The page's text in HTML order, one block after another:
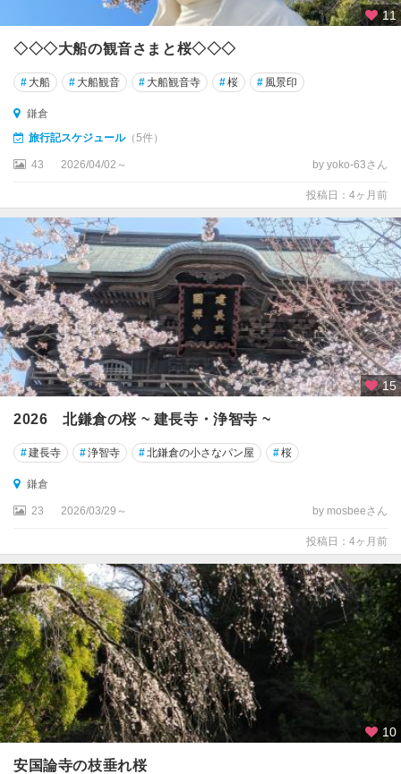
11
◇◇◇大船の観音さまと桜◇◇◇
# 大船 # 大船観音 # 大船観音寺 #桜 # 風景印
鎌倉
旅行記スケジュール（5件）
43 2026/04/02～ by yoko-63さん
投稿日：4ヶ月前
15
2026 北鎌倉の桜 ~ 建長寺・浄智寺 ~
#建長寺 #浄智寺 #北鎌倉の小さなパン屋 #桜
鎌倉
23 2026/03/29～ by mosbeeさん
投稿日：4ヶ月前
10
安国論寺の枝垂れ桜